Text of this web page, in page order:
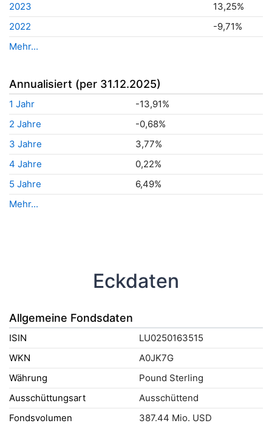
2023
13,25%
2022
-9,71%
Mehr...
Annualisiert (per 31.12.2025)
1 Jahr
-13,91%
2 Jahre
-0,68%
3 Jahre
3,77%
4 Jahre
0,22%
5 Jahre
6,49%
Mehr...
Eckdaten
Allgemeine Fondsdaten
ISIN
LU0250163515
WKN
A0JK7G
Währung
Pound Sterling
Ausschüttungsart
Ausschüttend
Fondsvolumen
387.44 Mio. USD